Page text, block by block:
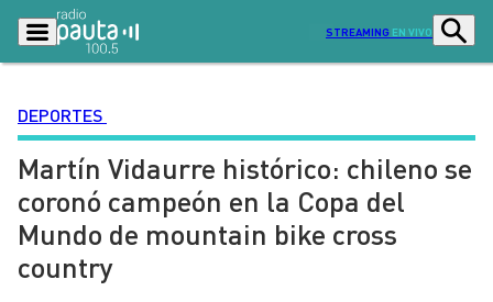
STREAMING EN VIVO
Podcasts Programas
Lo Último Actualidad
Ciudad
Radio en vivo
DEPORTES
Martín Vidaurre histórico: chileno se
coronó campeón en la Copa del
Mundo de mountain bike cross
country